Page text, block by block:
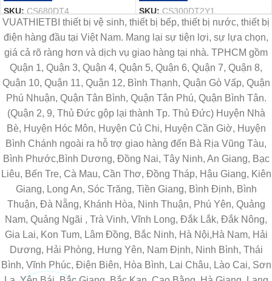
SKU:CS680DT4 SKU:CS300DT2Y1
VUATHIETBI thiết bị vệ sinh, thiết bị bếp, thiết bị nước, thiết bị
điện hàng đầu tại Việt Nam. Mang lại sự tiện lợi, sự lựa chọn,
giá cả rõ ràng hơn và dịch vụ giao hàng tại nhà. TPHCM gồm
Quận 1, Quận 3, Quận 4, Quận 5, Quận 6, Quận 7, Quận 8,
Quận 10, Quận 11, Quận 12, Bình Thạnh, Quận Gò Vấp, Quận
Phú Nhuận, Quận Tân Bình, Quận Tân Phú, Quận Bình Tân.
(Quận 2, 9, Thủ Đức gộp lại thành Tp. Thủ Đức) Huyện Nhà
Bè, Huyện Hóc Môn, Huyện Củ Chi, Huyện Cần Giờ, Huyện
Bình Chánh ngoài ra hỗ trợ giao hàng đến Bà Rịa Vũng Tàu,
Bình Phước,Bình Dương, Đồng Nai, Tây Ninh, An Giang, Bạc
Liêu, Bến Tre, Cà Mau, Cần Thơ, Đồng Tháp, Hậu Giang, Kiên
Giang, Long An, Sóc Trăng, Tiền Giang, Bình Định, Bình
Thuận, Đà Nẵng, Khánh Hòa, Ninh Thuận, Phú Yên, Quảng
Nam, Quảng Ngãi , Trà Vinh, Vĩnh Long, Đắk Lắk, Đắk Nông,
Gia Lai, Kon Tum, Lâm Đồng, Bắc Ninh, Hà Nội,Hà Nam, Hải
Dương, Hải Phòng, Hưng Yên, Nam Định, Ninh Bình, Thái
Bình, Vĩnh Phúc, Điện Biên, Hòa Bình, Lai Châu, Lào Cai, Sơn